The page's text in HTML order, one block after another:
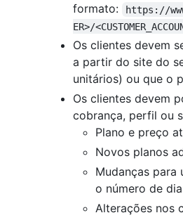
formato:
https://
ER>/
Os clientes devem
a partir do site do
unitários) ou que o
Os clientes devem
cobrança, perfil ou
Plano e preço
Novos planos
Mudanças para
o número de
Alterações nos